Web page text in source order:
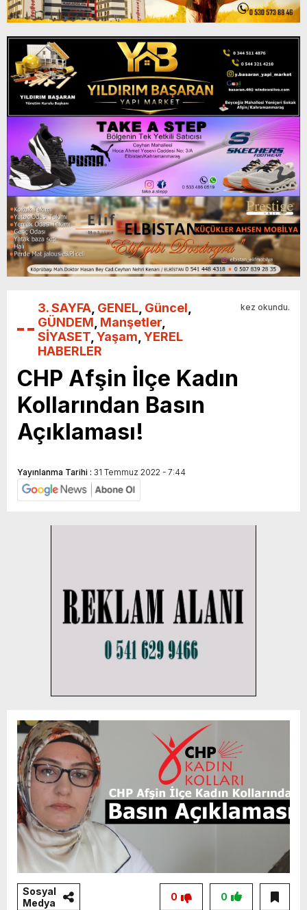
3. SAYFA GENEL Güncel
GÜNDEM Manşetler
SİYASET Yaşam YEREL
HABERLER
kez okundu.
CHP Afşin İlçe Kadın
Kollarından Basın
Açıklaması!
Yayınlanma Tarihi : 31 Temmuz 2022 - 7:44
Sosyal
Medya
0
0